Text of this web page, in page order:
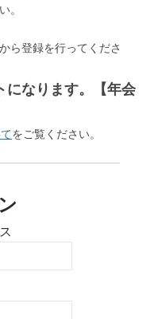
。
ら登録を行ってくださ
になります。【年会
をご覧ください。